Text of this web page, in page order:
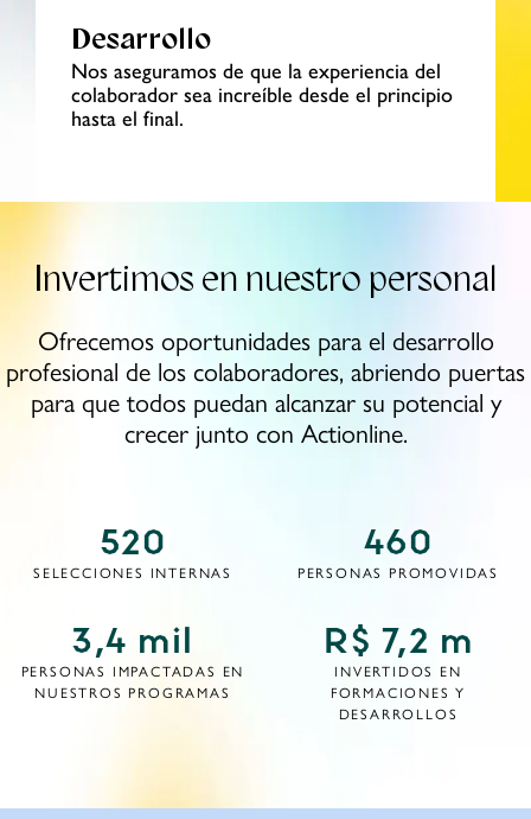
Desarrollo
Nos aseguramos de que la experiencia del
colaborador sea increíble desde el principio
hasta el final.
Invertimos en nuestro personal
Ofrecemos oportunidades para el desarrollo
profesional de los colaboradores, abriendo puertas
para que todospuedan alcanzar su potencial y
crecer junto con Actionline.
520
SELECCIONES INTERNAS
460
PERSONAS PROMOVIDAS
3,4 mil
PERSONAS IMPACTADAS
EN
NUESTROS PROGRAMAS
R$ 7,2 m
INVERTIDOS EN
FORMACIONES Y
DESARROLLOS